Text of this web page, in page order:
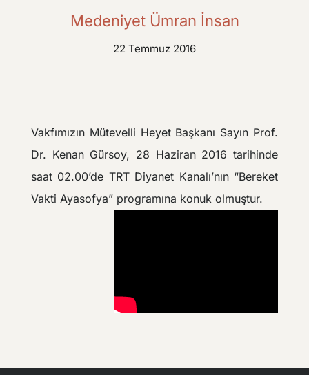
Medeniyet Ümran İnsan
22 Temmuz 2016
Vakfımızın Mütevelli Heyet Başkanı Sayın Prof.
Dr. Kenan Gürsoy, 28 Haziran 2016 tarihinde
saat 02.00’de TRT Diyanet Kanalı’nın “Bereket
Vakti Ayasofya” programına konuk olmuştur.